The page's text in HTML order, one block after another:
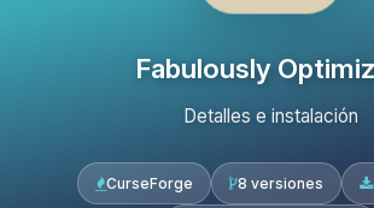
Fabulously
Detalles e instalación
CurseForge 8 versiones